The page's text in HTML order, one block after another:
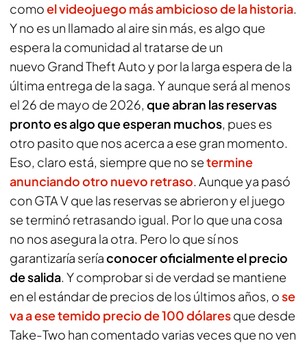
comoel videojuego más ambicioso de la historia.
Y no es un llamado al aire sin más, es algo que
espera la comunidad al tratarse de un
nuevo Grand Theft Autoy por la larga espera de la
última entrega de la saga. Y aunque será al menos
el 26 de mayo de 2026, que abran las reservas
pronto es algo que esperan muchos, pues es
otro pasito que nos acerca a ese gran momento.
Eso, claro está, siempre que no setermine
anunciando otro nuevo retraso. Aunque ya pasó
con GTA Vque las reservas se abrieron y el juego
se terminó retrasando igual. Por lo que una cosa
no nos asegura la otra. Pero lo que sí nos
garantizaría seríaconocer oficialmente el precio
de salida. Y comprobar si de verdad se mantiene
en el estándar de precios de los últimos años, ose
va a ese temido precio de 100 dólaresque desde
Take-Two han comentado varias veces que no ven